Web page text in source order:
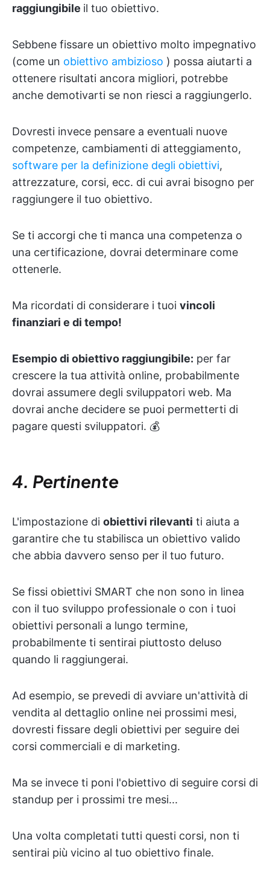
raggiungibile il tuo obiettivo.
Sebbene fissare un obiettivo molto impegnativo
(come un obiettivo ambizioso ) possa aiutarti a
ottenere risultati ancora migliori, potrebbe
anche demotivarti se non riesci a raggiungerlo.
Dovresti invece pensare a eventuali nuove
competenze, cambiamenti di atteggiamento,
software per la definizione degli obiettivi,
attrezzature, corsi, ecc. di cui avrai bisogno per
raggiungere il tuo obiettivo.
Se ti accorgi che ti manca una competenza o
una certificazione, dovrai determinare come
ottenerle.
Ma ricordati di considerare i tuoi vincoli
finanziari e di tempo!
Esempio di obiettivo raggiungibile: per far
crescere la tua attività online, probabilmente
dovrai assumere degli sviluppatori web. Ma
dovrai anche decidere se puoi permetterti di
pagare questi sviluppatori. 💰
4. Pertinente
L'impostazione di obiettivi rilevanti ti aiuta a
garantire che tu stabilisca un obiettivo valido
che abbia davvero senso per il tuo futuro.
Se fissi obiettivi SMART che non sono in linea
con il tuo sviluppo professionale o con i tuoi
obiettivi personali a lungo termine,
probabilmente ti sentirai piuttosto deluso
quando li raggiungerai.
Ad esempio, se prevedi di avviare un'attività di
vendita al dettaglio online nei prossimi mesi,
dovresti fissare degli obiettivi per seguire dei
corsi commerciali e di marketing.
Ma se invece ti poni l'obiettivo di seguire corsi di
standup per i prossimi tre mesi...
Una volta completati tutti questi corsi, non ti
sentirai più vicino al tuo obiettivo finale.